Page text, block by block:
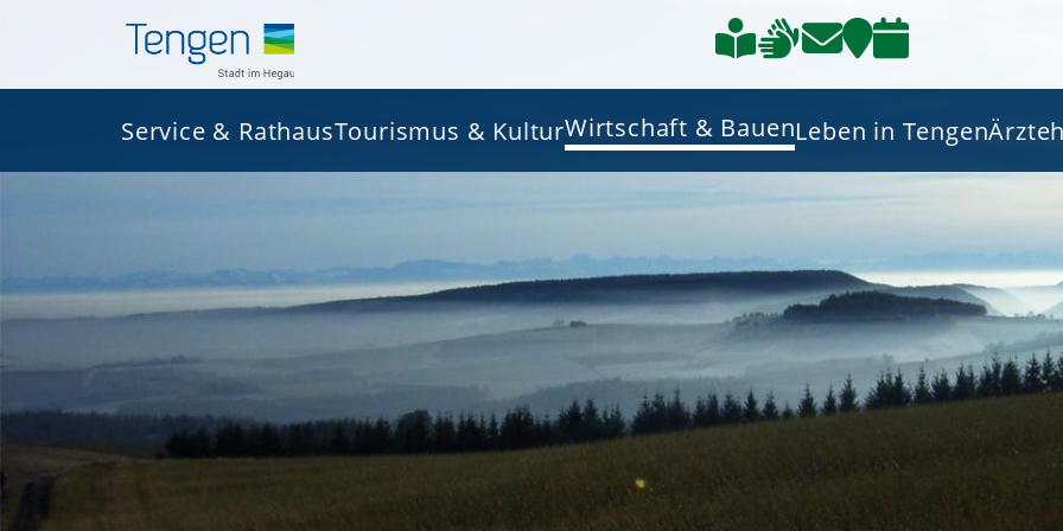
Service & RathausTourismus & KulturWirtschaft & BauenLeben in Tengen